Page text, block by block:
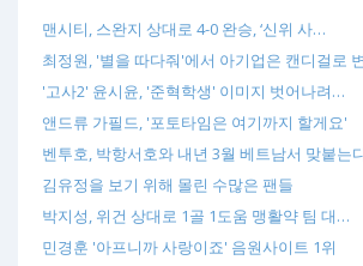
맨시티, 스완지 상대로 4-0 완승, ‘신위 사…
최정원, '별을 따다줘'에서 아기업은 캔디걸로
'고사2' 윤시윤, '준혁학생' 이미지 벗어나려…
앤드류 가필드, '포토타임은 여기까지 할게요'
벤투호, 박항서호와 내년 3월 베트남서 맞붙는
김유정을 보기 위해 몰린 수많은 팬들
박지성, 위건 상대로 1골 1도움 맹활약 팀 대…
민경훈 '아프니까 사랑이죠' 음원사이트 1위